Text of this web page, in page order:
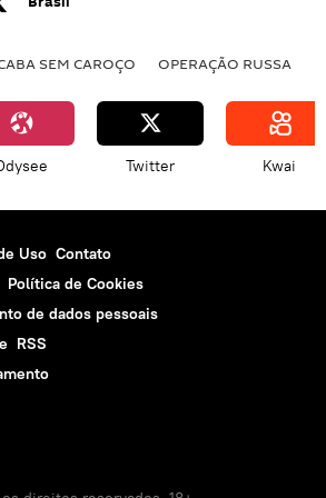
SEM CAROÇO OPERAÇÃO RUSSA
Twitter Kwai
Uso Contato
Política de Cookies
de dados pessoais
RSS